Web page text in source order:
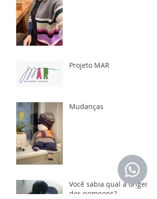
Projeto MAR
Mudanças
Você sabia qual a origem
dos pompons?